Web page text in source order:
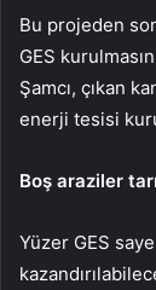
Bu projeden
GES
Şamcı, çıkan
enerji tesisi
Boş araziler
Yüzer GES